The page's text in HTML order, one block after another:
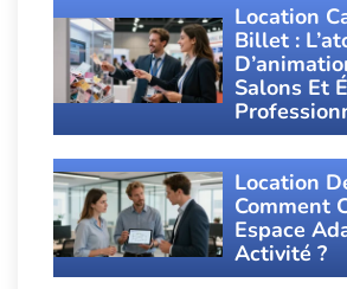
Location
Billet :
Salons Et
Location
Comment
Espace
Activité ?